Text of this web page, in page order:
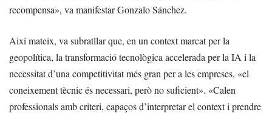
recompensa», va manifestar Gonzalo Sánchez.
Així mateix, va subratllar que, en un context marcat per la
geopolítica, la transformació tecnològica accelerada per la IA i la
necessitat d’una competitivitat més gran per a les empreses, «el
coneixement tècnic és necessari, però no suficient». «Calen
professionals amb criteri, capaços d’interpretar el context i prendre